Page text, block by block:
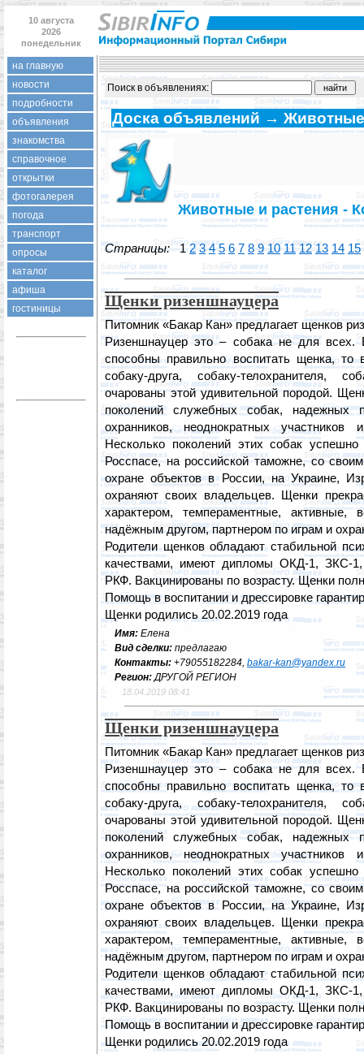
10 августа
2026
понедельник
на главную
новости
подробности
объявления
знакомства
справочное
открытки
фотогалерея
погода
транспорт
опросы
каталог
афиша
гостиницы
Поиск в объявлениях:
Доска объявлений → Животные
Животные и растения -
Страницы:12 3 4 5 6 7 8 9 10 11 12 13 14 15
Щенки ризеншнауцера
Питомник «Бакар Кан» предлагает щенков
Ризеншнауцер это – собака не для
способны правильно воспитать щенка, то
собаку-друга, собаку-телохранителя,
очарованы этой удивительной породой.
поколений служебных собак, надежных
охранников, неоднократных участников
Несколько поколений этих собак
Росспасе, на российской таможне, со
охране объектов в России, на Украине,
охраняют своих владельцев. Щенки
характером, темпераментные,
надёжным другом, партнером по играм и
Родители щенков обладают стабильной
качествами, имеют дипломы ОКД-1, ЗКС-
РКФ. Вакцинированы по возрасту. Щенки
Помощь в воспитании и дрессировке
Щенки родились 20.02.2019 года
Имя: Елена
Вид сделки: предлагаю
Контакты: +79055182284, bakar-kan@yandex.ru
Регион:ДРУГОЙ РЕГИОН
18.04.2019 08:41
Щенки ризеншнауцера
Питомник «Бакар Кан» предлагает щенков
Ризеншнауцер это – собака не для
способны правильно воспитать щенка, то
собаку-друга, собаку-телохранителя,
очарованы этой удивительной породой.
поколений служебных собак, надежных
охранников, неоднократных участников
Несколько поколений этих собак
Росспасе, на российской таможне, со
охране объектов в России, на Украине,
охраняют своих владельцев. Щенки
характером, темпераментные,
надёжным другом, партнером по играм и
Родители щенков обладают стабильной
качествами, имеют дипломы ОКД-1, ЗКС-
РКФ. Вакцинированы по возрасту. Щенки
Помощь в воспитании и дрессировке
Щенки родились 20.02.2019 года